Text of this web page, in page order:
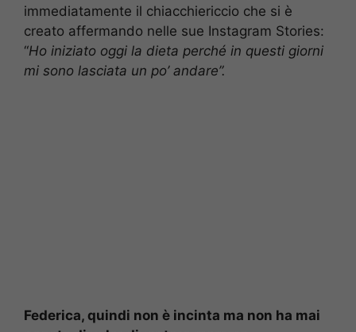
immediatamente il chiacchiericcio che si è
creato affermando nelle sue Instagram Stories:
“Ho iniziato oggi la dieta perché in questi giorni
mi sono lasciata un po’ andare”.
Federica, quindi non è incinta ma non ha mai